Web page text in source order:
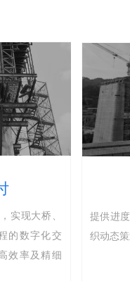
进度计划
的快速规划和管理为项目组
供数据支撑。